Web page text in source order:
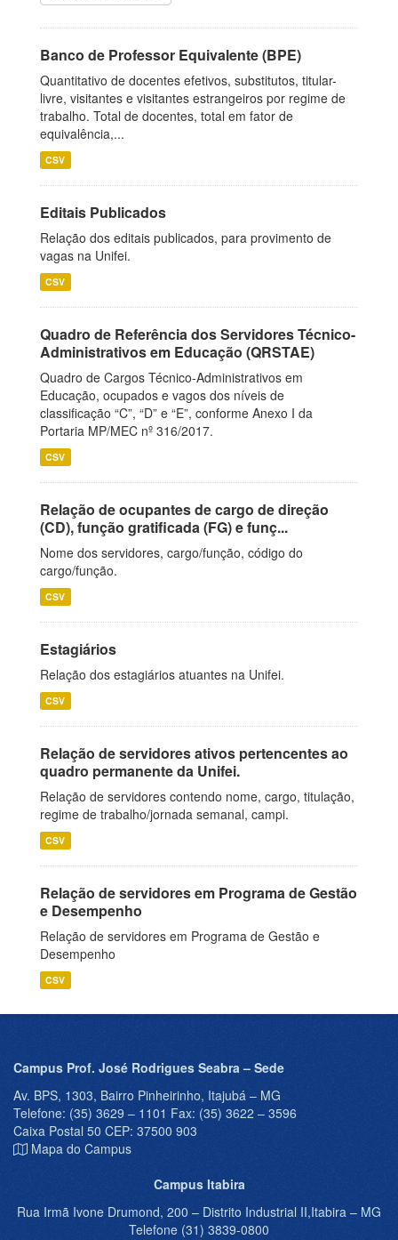
Banco de Professor Equivalente (BPE)
Quantitativo de docentes efetivos, substitutos, titular-
livre, visitantes e visitantes estrangeiros por regime de
trabalho. Total de docentes, total em fator de
equivalência,...
CSV
Editais Publicados
Relação dos editais publicados, para provimento de
vagas na Unifei.
CSV
Quadro de Referência dos Servidores Técnico-
Administrativos em Educação (QRSTAE)
Quadro de Cargos Técnico-Administrativos em
Educação, ocupados e vagos dos níveis de
classificação “C”, “D” e “E”, conforme Anexo I da
Portaria MP/MEC nº 316/2017.
CSV
Relação de ocupantes de cargo de direção
(CD), função gratificada (FG) e funç...
Nome dos servidores, cargo/função, código do
cargo/função.
CSV
Estagiários
Relação dos estagiários atuantes na Unifei.
CSV
Relação de servidores ativos pertencentes ao
quadro permanente da Unifei.
Relação de servidores contendo nome, cargo, titulação,
regime de trabalho/jornada semanal, campi.
CSV
Relação de servidores em Programa de Gestão
e Desempenho
Relação de servidores em Programa de Gestão e
Desempenho
CSV
Campus Prof. José Rodrigues Seabra – Sede
Av. BPS, 1303, Bairro Pinheirinho, Itajubá – MG
Telefone: (35) 3629 – 1101 Fax: (35) 3622 – 3596
Caixa Postal 50 CEP: 37500 903
Mapa do Campus
Campus Itabira
Rua Irmã Ivone Drumond, 200 – Distrito Industrial II,Itabira – MG
Telefone (31) 3839-0800